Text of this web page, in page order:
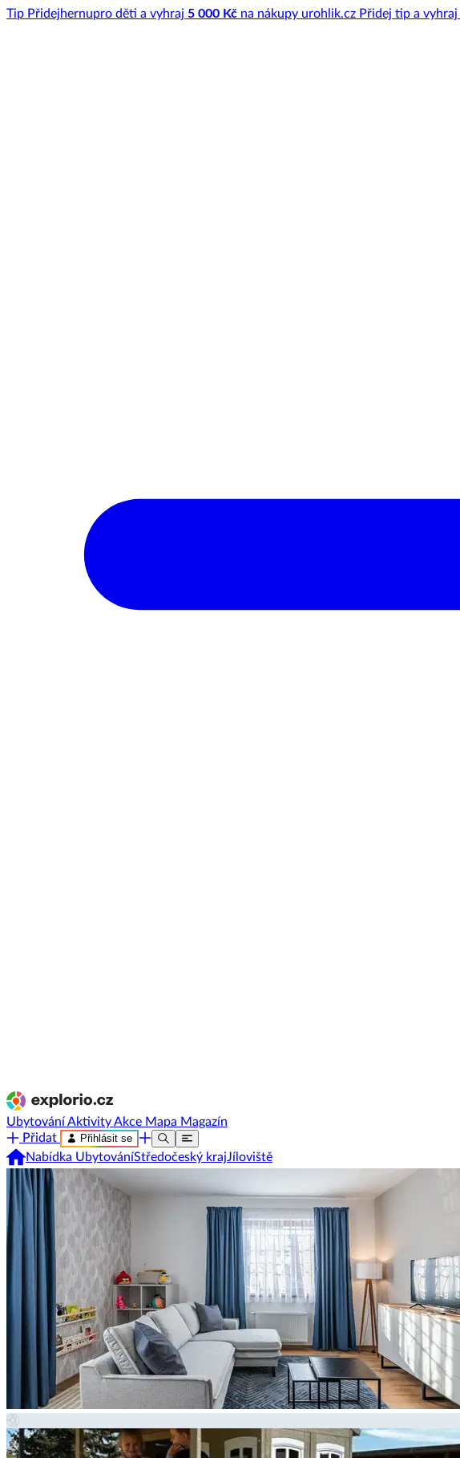
Tip Přidejhernupro děti a vyhraj 5 000 Kč na nákupy urohlik.cz Přidej tip a vyhraj
UbytováníAktivityAkce Mapa Magazín
Přidat
Přihlásit se
Nabídka UbytováníStředočeský krajJíloviště